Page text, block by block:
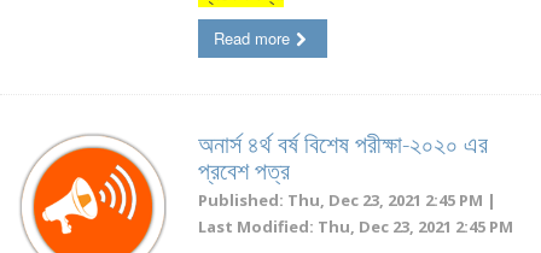
Read more
অনার্স ৪র্থ বর্ষ বিশেষ পরীক্ষা-২০২০ এর
প্রবেশ পত্র
Published: Thu, Dec 23, 2021 2:45 PM |
Last Modified: Thu, Dec 23, 2021 2:45 PM